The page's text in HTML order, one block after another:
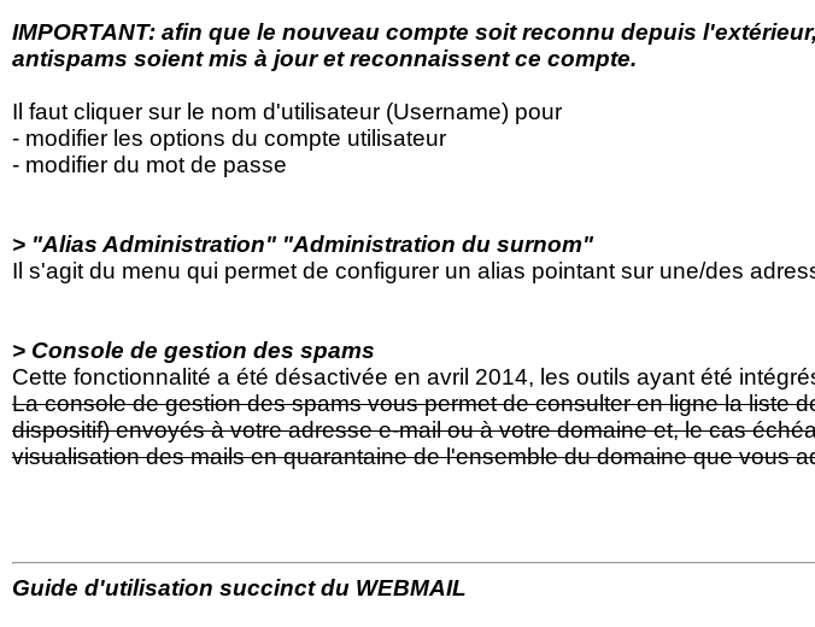
IMPORTANT: afin que le nouveau compte soit reconnu depuis
antispams soient mis à jour et reconnaissent ce compte.
Il faut cliquer sur le nom d'utilisateur (Username) pour
- modifier les options du compte utilisateur
- modifier du mot de passe
> "Alias Administration" "Administration du surnom"
Il s'agit du menu qui permet de configurer un alias pointant sur une/des
> Console de gestion des spams
Cette fonctionnalité a été désactivée en avril 2014, les outils ayant été
La console de gestion des spams vous permet de consulter en ligne la liste
dispositif) envoyés à votre adresse e-mail ou à votre domaine et, le cas
visualisation des mails en quarantaine de l'ensemble du domaine que vous
Guide d'utilisation succinct du WEBMAIL